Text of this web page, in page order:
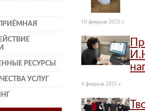
РЕСУРСЫ
УСЛУГ
10 февраля 2025 г.
4 февраля 2025 г.